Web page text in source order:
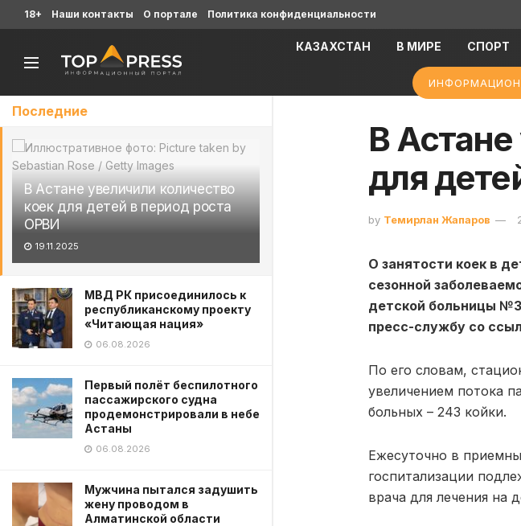
Последние
В Астане увеличили количество
коек для детей в период роста
ОРВИ
19.11.2025
МВД РК присоединилось к
республиканскому проекту
«Читающая нация»
06.08.2026
Первый полёт беспилотного
пассажирского судна
продемонстрировали в небе
Астаны
06.08.2026
Мужчина пытался задушить
жену проводом в
Алматинской области
18+ Наши контакты О портале Политика конфиденциальности
КАЗАХСТАН В МИРЕ СПОРТ
В
для
by Темирлан Жапаров
О занятости коек в
сезонной
детской больницы
пресс-службу со
По его словам,
увеличением потока
больных – 243 койки.
Ежесуточно в
госпитализации
врача для лечения на